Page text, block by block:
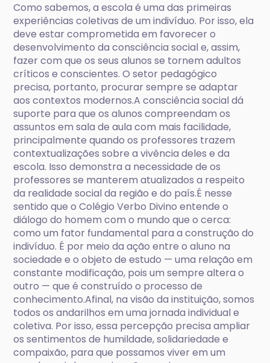
Como sabemos, a escola é uma das primeiras
experiências coletivas de um indivíduo. Por isso, ela
deve estar comprometida em favorecer o
desenvolvimento da consciência social e, assim,
fazer com que os seus alunos se tornem adultos
críticos e conscientes. O setor pedagógico
precisa, portanto, procurar sempre se adaptar
aos contextos modernos.A consciência social dá
suporte para que os alunos compreendam os
assuntos em sala de aula com mais facilidade,
principalmente quando os professores trazem
contextualizações sobre a vivência deles e da
escola. Isso demonstra a necessidade de os
professores se manterem atualizados a respeito
da realidade social da região e do país.É nesse
sentido que o Colégio Verbo Divino entende o
diálogo do homem com o mundo que o cerca:
como um fator fundamental para a construção do
indivíduo. É por meio da ação entre o aluno na
sociedade e o objeto de estudo — uma relação em
constante modificação, pois um sempre altera o
outro — que é construído o processo de
conhecimento.Afinal, na visão da instituição, somos
todos os andarilhos em uma jornada individual e
coletiva. Por isso, essa percepção precisa ampliar
os sentimentos de humildade, solidariedade e
compaixão, para que possamos viver em um